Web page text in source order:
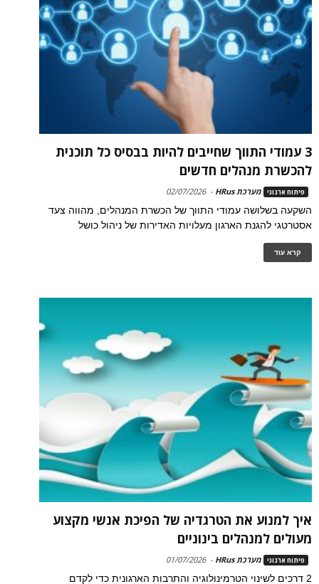
3 עמודי התווך שחייבים להיות בבסיס כל תוכנית
להכשרת מנהלים חדשים
פיתוח ארגוני מערכת HRus -
02/07/2026
השקעה בשלושה עמודי התווך של הכשרת המנהלים, מהווה צעד
אסטרטגי להגנת הארגון מעלויות האדירות של ניהול כושל
קרא עוד
איך למנוע את הטרגדיה של הפיכת אנשי מקצוע
מעולים למנהלים בינוניים
פיתוח ארגוני מערכת HRus -
01/07/2026
2 דרכים לשינוי הטרמינולוגיה והתרבות הארגונית כדי לקדם